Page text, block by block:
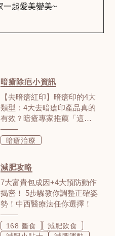
希望可以和大家一起愛美變美~
暗瘡除疤小資訊
【去暗瘡紅印】暗瘡印的4大
類型：4大去暗瘡印產品真的
有效？暗瘡專家推薦「這
個」比一般去暗瘡印方法更
有效！
暗瘡治療
減肥攻略
7大富貴包成因+4大預防動作
揭密！ 5步驟教你調整正確姿
勢！中西醫療法任你選擇！
168 斷食
減肥飲食